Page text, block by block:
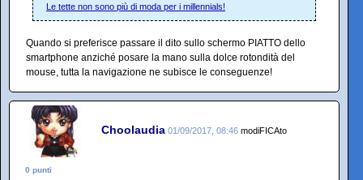
Le tette non sono più di moda per i millennials!
Quando si preferisce passare il dito sullo schermo PIATTO dello
smartphone anziché posare la mano sulla dolce rotondità del
mouse, tutta la navigazione ne subisce le conseguenze!
Choolaudia 01/09/2017, 08:46 modiFICAto
0 punti